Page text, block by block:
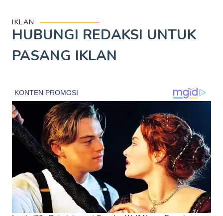
IKLAN
HUBUNGI REDAKSI UNTUK
PASANG IKLAN